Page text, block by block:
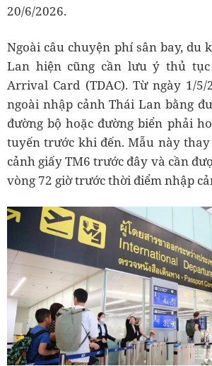
20/6/2026.
Ngoài câu chuyện phí sân bay, du
Lan hiện cũng cần lưu ý thủ tục
Arrival Card (TDAC). Từ ngày 1/
ngoài nhập cảnh Thái Lan bằng
đường bộ hoặc đường biển phải
tuyến trước khi đến. Mẫu này
cảnh giấy TM6 trước đây và cần
vòng 72 giờ trước thời điểm nhập